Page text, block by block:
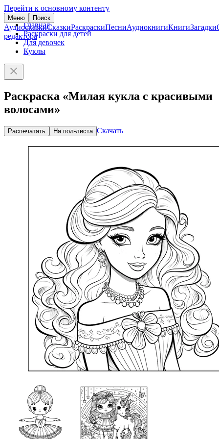
Перейти к основному контенту
Меню Поиск
АудиосказкиСказкиРаскраскиПесниАудиокнигиКнигиЗагадки
редактора
Главная
Раскраски для детей
Для девочек
Куклы
Раскраска «Милая кукла с красивыми
волосами»
Распечатать На пол-листа Скачать